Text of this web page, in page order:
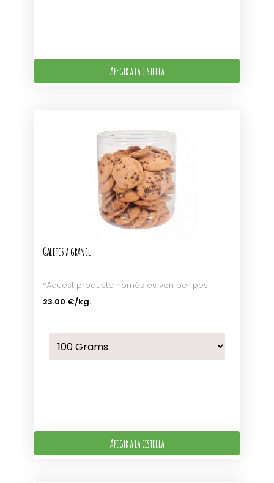
Afegir a la cistella
Galetes a granel
*Aquest producte només es ven per pes
23.00 €/kg.
Afegir a la cistella